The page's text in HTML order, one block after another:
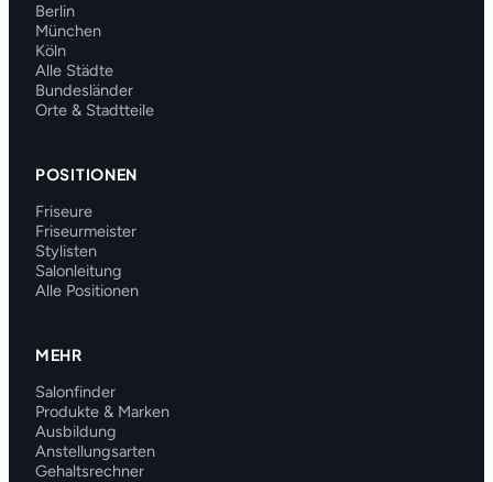
Berlin
München
Köln
Alle Städte
Bundesländer
Orte & Stadtteile
POSITIONEN
Friseure
Friseurmeister
Stylisten
Salonleitung
Alle Positionen
MEHR
Salonfinder
Produkte & Marken
Ausbildung
Anstellungsarten
Gehaltsrechner